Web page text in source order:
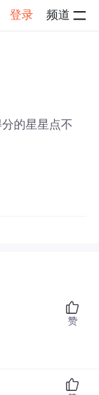
登录 频道
的星星点不
赞